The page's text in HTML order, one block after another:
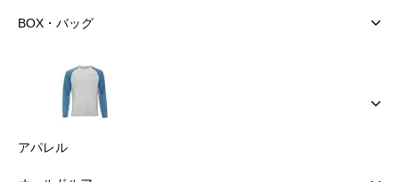
BOX・バッグ
アパレル